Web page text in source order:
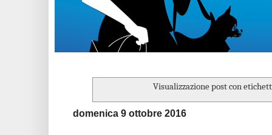
Visualizzazione post con
domenica 9 ottobre 2016